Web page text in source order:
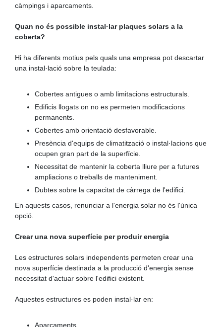
càmpings i aparcaments.
Quan no és possible instal·lar plaques solars a la
coberta?
Hi ha diferents motius pels quals una empresa pot descartar
una instal·lació sobre la teulada:
Cobertes antigues o amb limitacions estructurals.
Edificis llogats on no es permeten modificacions
permanents.
Cobertes amb orientació desfavorable.
Presència d'equips de climatització o instal·lacions que
ocupen gran part de la superfície.
Necessitat de mantenir la coberta lliure per a futures
ampliacions o treballs de manteniment.
Dubtes sobre la capacitat de càrrega de l'edifici.
En aquests casos, renunciar a l'energia solar no és l'única
opció.
Crear una nova superfície per produir energia
Les estructures solars independents permeten crear una
nova superfície destinada a la producció d'energia sense
necessitat d'actuar sobre l'edifici existent.
Aquestes estructures es poden instal·lar en:
Aparcaments.